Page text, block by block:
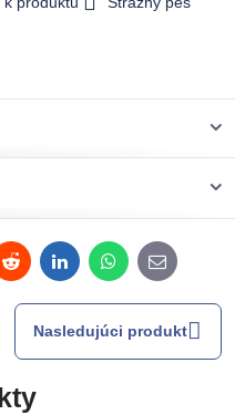
RedditLinkedInWhatsApp
E-
mail
Nasledujúci produkt